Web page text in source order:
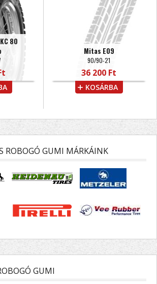
80
Mitas E09
90/90-21
36 200 Ft
KOSÁRBA
ROBOGÓ GUMI MÁRKÁINK
GUMI